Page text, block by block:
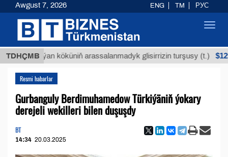
TDHÇMB
Buýan köküniň arassalanmadyk glisirrizin turşusy (t.) $12935,18
Resmi habarlar
Gurbanguly Berdimuhamedow Türkiýäniň ýokary
derejeli wekilleri bilen duşuşdy
BT
14:34 20.03.2025
Awgust 7, 2026 ENG TM РУС